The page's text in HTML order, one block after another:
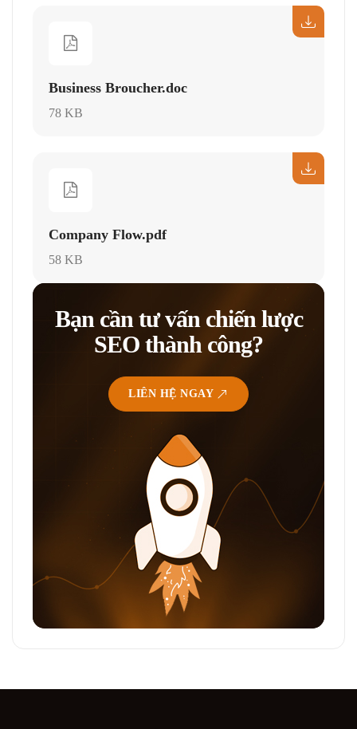
Business Broucher.doc
78 KB
Company Flow.pdf
58 KB
Bạn cần tư vấn chiến lược
SEO thành công?
LIÊN HỆ NGAY